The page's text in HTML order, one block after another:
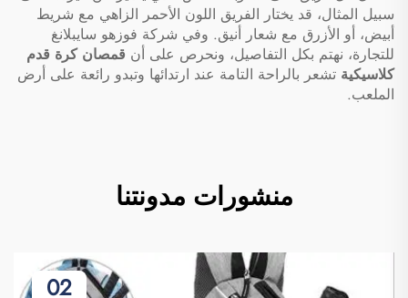
سبيل المثال، قد يختار الفريق اللون الأحمر الزاهي مع شريط
أبيض، أو الأزرق مع شعار أنيق. وفي شركة فوزهو سايبلانغ
للتجارة، نهتم بكل التفاصيل، ونحرص على أن قمصان كرة قدم
كلاسيكية تشعر بالراحة التامة عند ارتدائها وتبدو رائعة على أرض
الملعب.
منشورات مدونتنا
02